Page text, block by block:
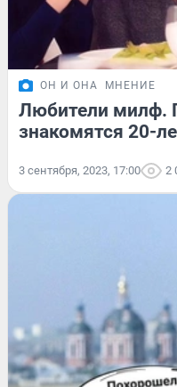
ОН И ОНА МНЕНИЕ
Любители милф.
знакомятся 20-
3 сентября, 2023, 17:00 2